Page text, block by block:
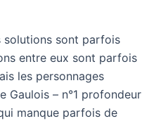
solutions sont parfois
entre eux sont parfois
les personnages
Gaulois – n°1 profondeur
manque parfois de